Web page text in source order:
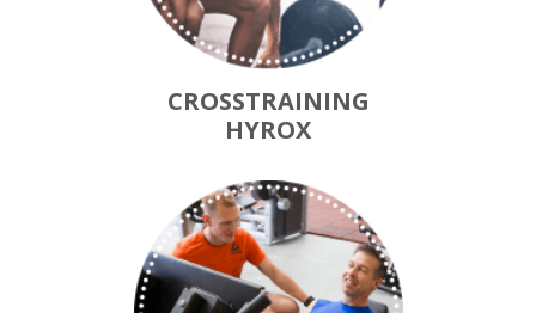
CROSSTRAINING
HYROX